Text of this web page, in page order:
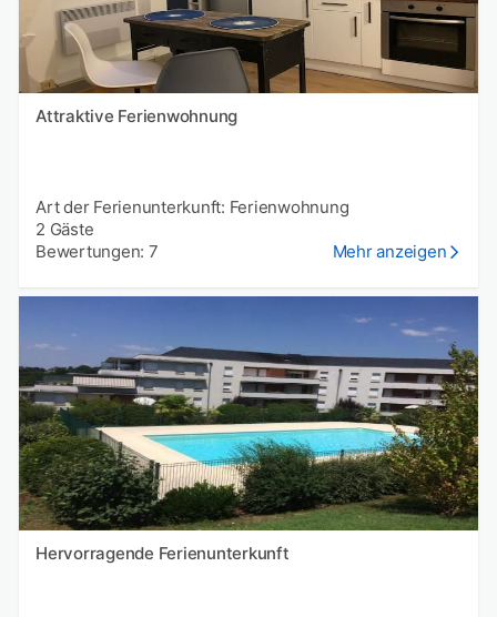
Attraktive Ferienwohnung
Art der Ferienunterkunft: Ferienwohnung
2 Gäste
Bewertungen: 7
Mehr anzeigen
Hervorragende Ferienunterkunft